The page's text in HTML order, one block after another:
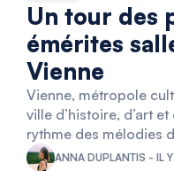
Un tour des
émérites
Vienne
Vienne, métropole
ville d’histoire, d’art
rythme des mélodies
ANNA DUPLANTIS - IL